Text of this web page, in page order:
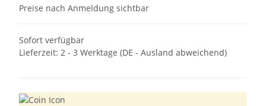
Preise nach Anmeldung sichtbar
Sofort verfügbar
Lieferzeit: 2 - 3 Werktage (DE - Ausland abweichend)